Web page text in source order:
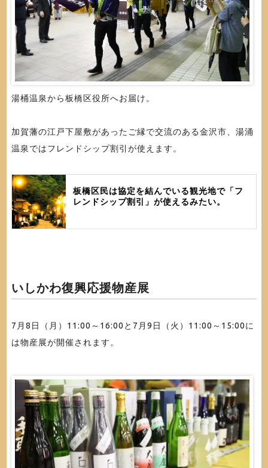
湯桶温泉から板橋区役所へお届け。
加賀藩の江戸下屋敷があったご縁で交流のある金沢市、湯涌
温泉ではフレンドシップ割引が使えます。
板橋区民は協定を結んでいる観光地で「フ
レンドシップ割引」が使えるみたい。
いしかわ復興応援物産展
7月8日（月）11:00～16:00と7月9日（火）11:00～15:00に
は物産展が開催されます。